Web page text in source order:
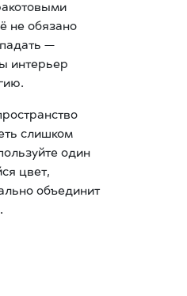
не обязано
—
интерьер
слишком
один
цвет,
объединит